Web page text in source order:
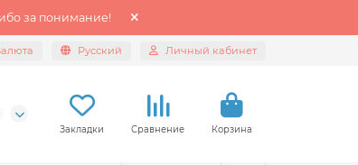
за понимание!
Русский Личный кабинет
Закладки Сравнение Корзина